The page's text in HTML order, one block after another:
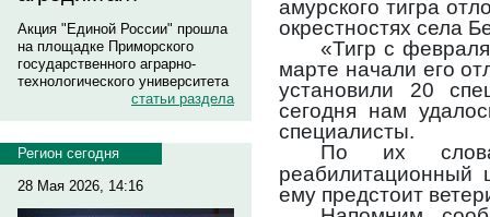
Акция "Единой России" прошла
на площадке Приморского
государственного аграрно-
технологического университета
статьи раздела
Регион сегодня
28 Мая 2026, 14:16
амурского тигра
окрестностях села
«Тигр с
марте начали его
установили 20
сегодня нам
специалисты.
По их
реабилитационный
ему предстоит